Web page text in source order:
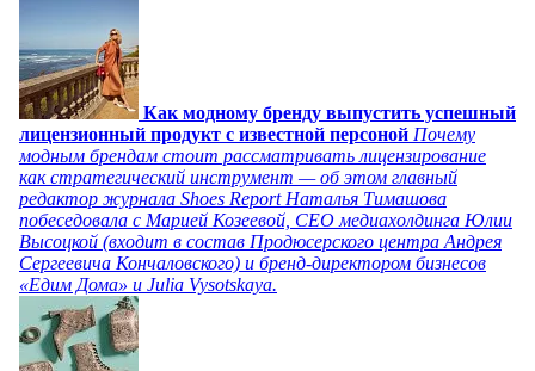
Как модному бренду выпустить успешный
лицензионный продукт с известной персоной Почему
модным брендам стоит рассматривать лицензирование
как стратегический инструмент — об этом главный
редактор журнала Shoes Report Наталья Тимашова
побеседовала с Марией Козеевой, СЕО медиахолдинга Юлии
Высоцкой (входит в состав Продюсерского центра Андрея
Сергеевича Кончаловского) и бренд-директором бизнесов
«Едим Дома» и Julia Vysotskaya.